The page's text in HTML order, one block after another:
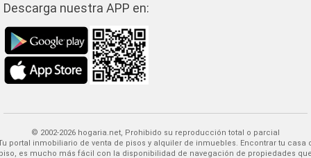
Descarga nuestra APP en:
© 2002-2026 hogaria.net, Prohibido su reproducción total o parcial
Encontrar tu casa o
es mucho más fácil con la disponibilidad de navegación de propiedades